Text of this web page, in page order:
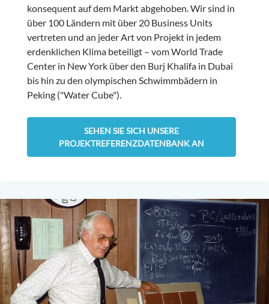
konsequent auf dem Markt abgehoben. Wir sind in
über 100 Ländern mit über 20 Business Units
vertreten und an jeder Art von Projekt in jedem
erdenklichen Klima beteiligt – vom World Trade
Center in New York über den Burj Khalifa in Dubai
bis hin zu den olympischen Schwimmbädern in
Peking ("Water Cube").
SEHEN SIE SICH UNSERE
PROJEKTREFERENZDATENBANK AN